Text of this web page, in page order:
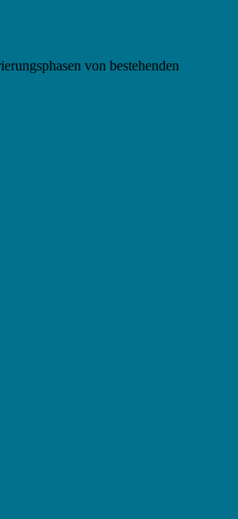
von bestehenden